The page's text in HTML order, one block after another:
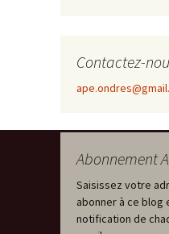
Contactez-
Abonnement
Saisissez votre
abonner à ce blog
notification de